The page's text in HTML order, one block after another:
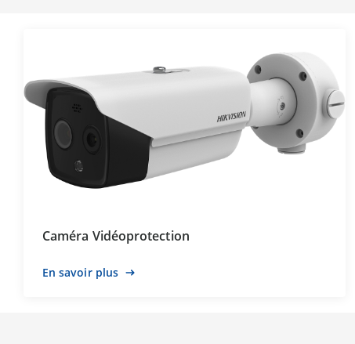
Caméra Vidéoprotection
En savoir plus